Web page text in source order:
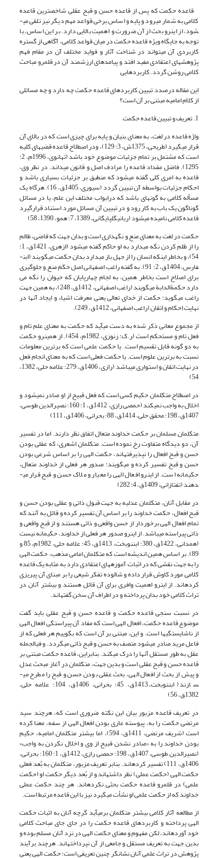
قاعده حکمت که پس از قاعده حسن و قبح عقلی شاخص­ترین قاعده
کلامی به شمار می­رود و پایه و اساس برخی قواعد مهم دیگر نیز تلقی می­
شود، از این­رو بحث از آن ضرورت و اهمیت بالایی دارد. بر این اساس، با
توجه به جایگاه ویژه قاعده حکمت در میان قواعد کلامی، آگاهی از گستره
کاربردی آن می­تواند در شناخت آثار و فواید مختلف آن در مقام فهم
پژوهش­های اعتقادی مفید افتد و پیامدهای ارزشمند آن در قلمرو مباحث
کلامی روشن گردد. کاربردهایی
این مقاله درصدد تبیین کاربردهای قاعده حکمت چه دارد و چه مسائلی
از کلام امامیه مبتنی بر آن است؟
1. تعریف و تبیین قاعده حکمت
واژه قاعده در لغت، به معنای بنیان و پایه برای چیزی است که در بالای آن
قرار می­گیرد (طریحی، 1375ش، 3: 129)، ودر اصطلاح قاعده قضیه­ای کلیه
است که مشتمل بر تمام جزئیات موضوع خود باشد (تهانوی، 1996م، 2:
1295). فاضل مقداد قاعده را مرادف اصل و قانون می­داند. در نظر وی،
قاعده به امری کلی گفته می­شود که منطبق بر جزئیات بسیاری باشد و
احکام جزئیات بواسطه آن تبیین گردد (سیوری، 1405ق، 16). هرگاه یک
مسأله کلامی به گونه­ای باشد که درابواب مختلف این علم، یا در مسائل
گوناگون یک باب به کار رود و در تبیین آن مسائل مورد استناد قرارگیرد
قاعده کلامی نامیده می­شود (ربانی­گلپایگانی، 1389، 7؛ همو، 1390، 58)
حکمت در لغت به معنای منع و نگه­داری است و بدان جهت که قاضی، ظالم
را از ظلم کردن نگه می­دارد به او حاکم گفته می­شود (ازهری، 1421ق، 1:
54)، و بخاطر اینکه انسان را از جهل باز می­دارد بدان حکمت می­گویند (ابن­
فارس، 1404ق، 2: 91). به گفته راغب اصفهانی اصل حَکَمَ منع و جلوگیری
برای اصلاح است بخاطر همین، به لجام چهارپایان که حیوان را نگه می
دارد حکمة­الدابة می­گویند (راغب اصفهانی، 1412ق، 248)، به همین جهت
راغب می­گوید: حکمت از خدای تعالی یعنی معرفت اشیاء و ایجاد آن­ها در
نهایت اِحکام و اِتقان (راغب اصفهانی، 1412ق، 249).
از مجموع معانی ذکر شده به دست می­آید که حکمت به معنای علم تام و
فعل تام و مستحکم است (ر.ک: زنوزی، 1982م، 454). از همین­رو حکمت
به دو گونه قابل تقسیم است. یا حکمت علمی است که برترین معلومات
نسبت به برترین علوم است. یا حکمت فعلی است که به معنای انجام فعل
در نهایت اتقان و استواری می­باشد (رازی، 1406ق، 279؛ علامه حلی، 1382،
54)
در اصطلاح متکلمان حکیم کسی است که فعل قبیح از او صادر نمی­شود و
اخلال به واجب نمی­کند (حمصی رازی­، 1412ق، 1: 160؛ نصیرالدین طوسی،
1407ق، 198؛ محقق حلی، 1414ق، 88؛ بحرانی، 1406ق، 111)
متکلمان مسلمان بر حکمت خداوند متعال اتفاق نظر دارند. اما در تفسیر
آن، دو دیدگاه متفاوت رخ نموده است. متکلمان اشعری، که عقلی بودن
حسن و قبح افعال را نپذیرفته­اند، حکمت الهی را بر اساس شرعی بودن
حسن و قبح تفسیر کرده و می­گویند: صدور هر فعلی از خداوند متعال،
حکیمانه است. از این­رو افعال الهی را معیار و ملاک حسن و قبح قرار می­
دهند (تفتازانی، 1409ق، 4: 282)
در مقابل آنان، متکلمان عدلیه به جهت قبولِ ذاتی و عقلی بودن حسن و
قبح افعال، حکمت خداوند را بر اساس آن تفسیر کرده و قائل به آنند که
تمام افعال الهی برخوردار از حسن واقعی و ذاتی هستند و از قبح واقعی و
ذاتی پیراسته می­باشد. از این­رو صدور هر فعلی از خداوند، حکیمانه نیست
(همدانی، 1422ق، 380؛ ابن­نوبخت، 1413ق، 45؛ علامه حلی، 1982م، 85 و
89). بر اساس همین اندیشه است که متکلمان امامی مذهب، حکمت الهی
را به جهت نقشی که در اثبات آموزه­های اعتقادی دارد به مثابه یک قاعده
کلامی مورد کاوش قرار داده و شالوده تفکر شیعی را بر مبنای آن پی­ریزی
کرده­اند. از این­رو اهمیت وافری برای آن قائل هستند و بیشتر آنان در
تراث کلامی خود بدان پرداخته و در اطراف آن سخن گفته­اند.
در نسبت سنجی قاعده حکمت و قاعده حسن و قبح عقلی باید گفت
موضوع قاعده حکمت، افعال الهی است که مفاد آن پیراستگی افعال الهی
از ناشایستگی­ها است. و این، مبتنی بر آن است که بگوییم هر فعلی که از
فاعل مرید صادر می­شود متصف به حسن و قبح ذاتی می­گردد. و فی­الجمله
عقل به طور مستقل آن­ها را درک می­کند. بنابراین، قاعده حکمت مبتنی بر
قاعده حسن و قبح عقلی است و بدین جهت، متکلمان در آغاز مبحث عدل
و پیش از بحث از افعال الهی، بحث عقلی بودن حسن و قبح را مطرح می­
سازند (ابن­نوبخت، 1413ق، 45؛ بحرانی، 1406ق، 104؛ علامه حلی،
1382ق، 56)
در تعریف قاعده مزبور بیان این نکته ضروری است که، هرچند سید
مرتضی حکمت را به، پیوسته عاری بودن افعال الهی از سفه، معنا کرده
است (شریف مرتضی، 1411ق، 594)، اما بیشتر متکلمان امامیه، حکیم
بودن خداوند را به «صادر نشدن قبیح از وی و اخلال نکردن به واجب»
(نصیرالدین طوسی، 1407ق، 198؛ حمصی رازی، 1412ق، 1: 160؛ بحرانی،
1406ق، 111) تفسیر کرده­اند. بنابر تعریف مزبور، متکلمان به بُعد فعلی
حکمت الهی (حکمت عملی) نظر داشته­اند و از بُعد دیگر حکمت او (حکمت
علمی) در قلمرو قاعده حکمت بحثی نکرده­اند. هر چند حکمت عملی
خداوند که از حکمت علمی او نشأت می­گیرد نیز با این قاعده مرتبط است.
از مطالعه آثار کلامی بیشتر متکلمان برمی­آید گرچه آنان به اثبات حکمت
الهی پرداخته و کاربردهای قاعده حکمت را در جای جای مباحث کلامی
خود آورده­اند، لکن مفهوم و معنای حکمت الهی در نزد آنان مسلم بوده و
بدین جهت به تعریف مستقل و جامعی از آن نپرداخته­اند. هرچند برآیند
پژوهش در تراث علمی آنان نشانگر چنین تعریفی است: حکمت الهی یعنی